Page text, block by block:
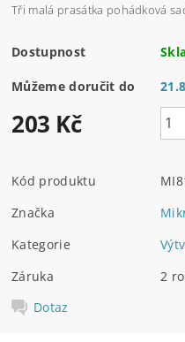
Tři malá prasátka pohádková
Dostupnost
Můžeme doručit do
203 Kč
Kód produktu
Značka
Kategorie
Záruka
2
Dotaz